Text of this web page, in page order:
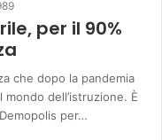
per il 90%
che dopo la pandemia
dell’istruzione. È
per…